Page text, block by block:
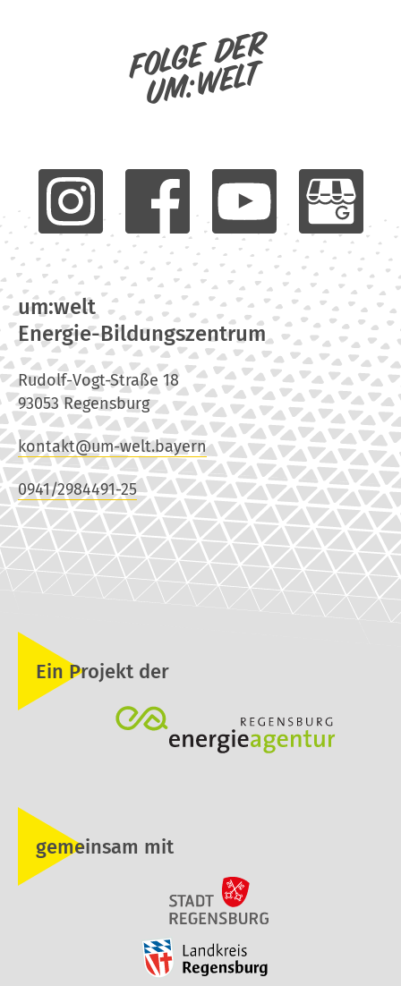
Folge der
um:welt
um:welt
Energie-Bildungszentrum
Rudolf-Vogt-Straße 18
93053 Regensburg
kontakt@um-welt.bayern
0941/2984491-25
Ein Projekt der
gemeinsam mit